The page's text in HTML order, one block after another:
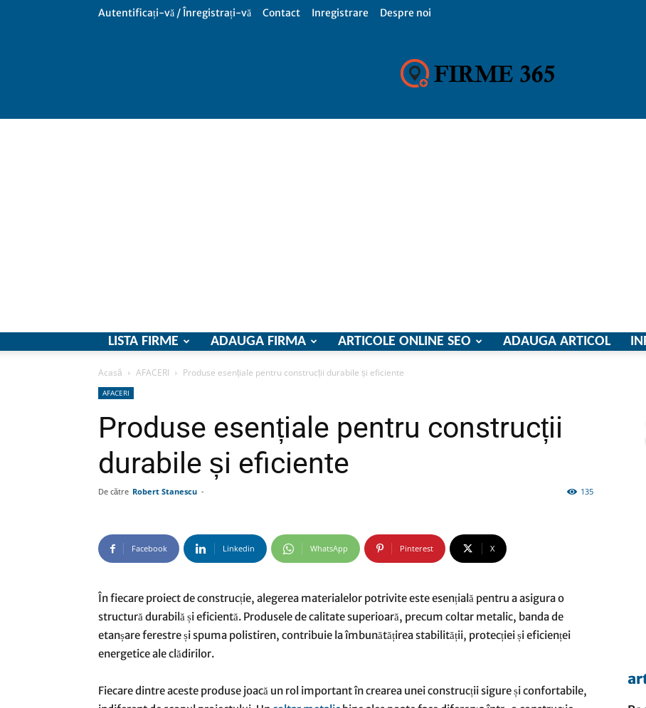
Autentificați-vă / Înregistrați-vă Contact Inregistrare Despre noi
comunicate
de
LISTA FIRME ADAUGA FIRMA ARTICOLE ONLINE SEO ADAUGA ARTICOL
Acasă AFACERI Produse esențiale pentru construcții durabile și eficiente
AFACERI
Produse esențiale pentru construcții
durabile și eficiente
De către Robert Stanescu - 135
Facebook Linkedin WhatsApp Pinterest X
În fiecare proiect de construcție, alegerea materialelor potrivite este esențială pentru a asigura o
structură durabilă și eficientă. Produsele de calitate superioară, precum coltar metalic, banda de
etanșare ferestre și spuma polistiren, contribuie la îmbunătățirea stabilității, protecției și eficienței
energetice ale clădirilor.
Fiecare dintre aceste produse joacă un rol important în crearea unei construcții sigure și confortabile,